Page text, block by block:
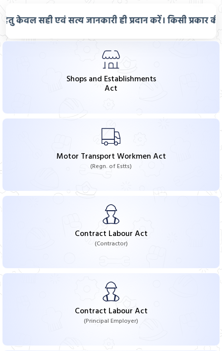
महत्वपूर्ण सूचना
⬇️ Click here to download 📃 User Manual
सत्य जानकारी ही प्रदान करें। किसी प्रकार की
Shops and Establishments
Act
Motor Transport Workmen Act
(Regn. of Estts)
Contract Labour Act
(Contractor)
Contract Labour Act
(Principal Employer)